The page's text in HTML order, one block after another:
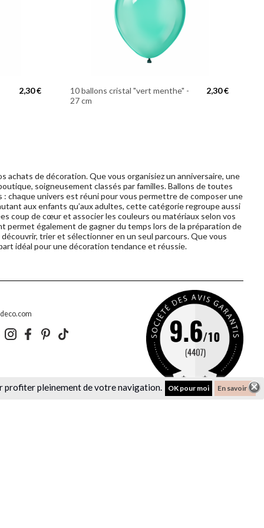
profiter pleinement de votre navigation. OK pour moi En savoir +
2,30 €
10 ballons cristal "vert menthe" -
27 cm
2,30 €
achats de décoration. Que vous organisiez un anniversaire, une
soigneusement classés par familles. Ballons de toutes
chaque univers est réuni pour vous permettre de composer une
aux enfants qu’aux adultes, cette catégorie regroupe aussi
coup de cœur et associer les couleurs ou matériaux selon vos
permet également de gagner du temps lors de la préparation de
trier et sélectionner en un seul parcours. Que vous
idéal pour une décoration tendance et réussie.